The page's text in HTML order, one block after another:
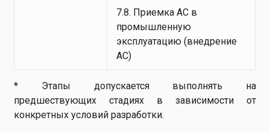
7.8. Приемка АС в
промышленную
эксплуатацию (внедрение
АС)
* Этапы допускается выполнять на
предшествующих стадиях в зависимости от
конкретных условий разработки.